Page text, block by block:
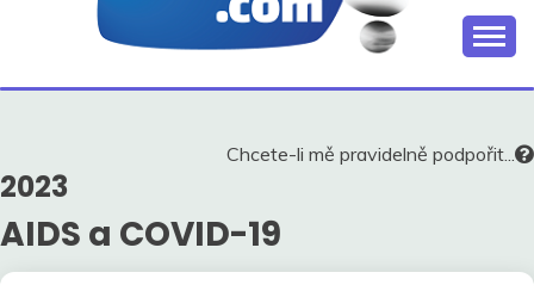
HISTORIE V
SOUVISLOSTECH
Chcete-li mě pravidelně podpořit...
2023
AIDS a COVID-19